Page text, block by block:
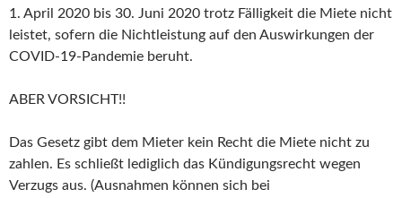
1. April 2020 bis 30. Juni 2020 trotz Fälligkeit die Miete nicht
leistet, sofern die Nichtleistung auf den Auswirkungen der
COVID-19-Pandemie beruht.
ABER VORSICHT!!
Das Gesetz gibt dem Mieter kein Recht die Miete nicht zu
zahlen. Es schließt lediglich das Kündigungsrecht wegen
Verzugs aus. (Ausnahmen können sich bei